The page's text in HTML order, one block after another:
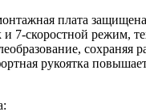
плата
7-скоростной режим,
сохраняя
рукоятка